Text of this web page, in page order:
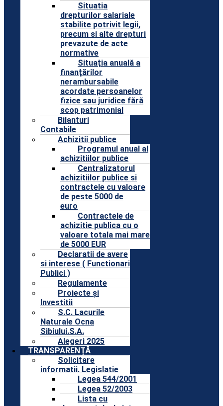
Situatia
drepturilor salariale
stabilite potrivit legii,
precum si alte drepturi
prevazute de acte
normative
Situaţia anuală a
finanţărilor
nerambursabile
acordate persoanelor
fizice sau juridice fără
scop patrimonial
Bilanturi
Contabile
Achizitii publice
Programul anual al
achizitiilor publice
Centralizatorul
achizitiilor publice si
contractele cu valoare
de peste 5000 de
euro
Contractele de
achizitie publica cu o
valoare totala mai mare
de 5000 EUR
Declaratii de avere
si interese ( Functionari
Publici )
Regulamente
Proiecte și
Investitii
S.C. Lacurile
Naturale Ocna
Sibiului.S.A.
Alegeri 2025
TRANSPARENȚĂ
Solicitare
informatii. Legislatie
Legea 544/2001
Legea 52/2003
Lista cu